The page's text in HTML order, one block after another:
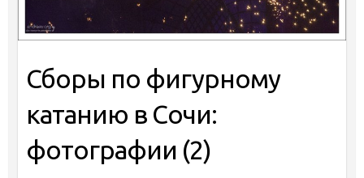
Сборы по фигурному
катанию в Сочи:
фотографии (2)